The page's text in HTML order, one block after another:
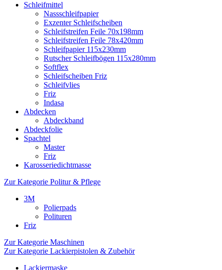
Schleifmittel
Nassschleifpapier
Exzenter Schleifscheiben
Schleifstreifen Feile 70x198mm
Schleifstreifen Feile 78x420mm
Schleifpapier 115x230mm
Rutscher Schleifbögen 115x280mm
Softflex
Schleifscheiben Friz
Schleifvlies
Friz
Indasa
Abdecken
Abdeckband
Abdeckfolie
Spachtel
Master
Friz
Karosseriedichtmasse
Zur Kategorie Politur & Pflege
3M
Polierpads
Polituren
Friz
Zur Kategorie Maschinen
Zur Kategorie Lackierpistolen & Zubehör
Lackiermaske